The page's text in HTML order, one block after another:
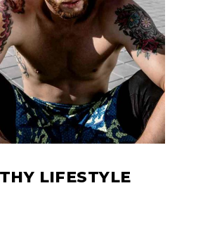
LIFESTYLE